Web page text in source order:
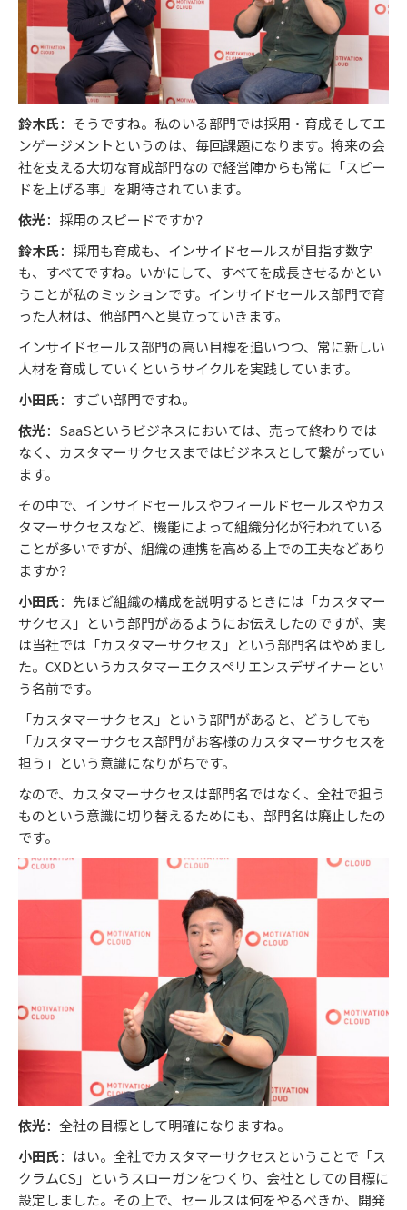
鈴木氏：そうですね。私のいる部門では採用・育成そしてエ
ンゲージメントというのは、毎回課題になります。将来の会
社を支える大切な育成部門なので経営陣からも常に「スピー
ドを上げる事」を期待されています。
依光：採用のスピードですか？
鈴木氏：採用も育成も、インサイドセールスが目指す数字
も、すべてですね。いかにして、すべてを成長させるかとい
うことが私のミッションです。インサイドセールス部門で育
った人材は、他部門へと巣立っていきます。
インサイドセールス部門の高い目標を追いつつ、常に新しい
人材を育成していくというサイクルを実践しています。
小田氏：すごい部門ですね。
依光：SaaSというビジネスにおいては、売って終わりでは
なく、カスタマーサクセスまではビジネスとして繋がってい
ます。
その中で、インサイドセールスやフィールドセールスやカス
タマーサクセスなど、機能によって組織分化が行われている
ことが多いですが、組織の連携を高める上での工夫などあり
ますか？
小田氏：先ほど組織の構成を説明するときには「カスタマー
サクセス」という部門があるようにお伝えしたのですが、実
は当社では「カスタマーサクセス」という部門名はやめまし
た。CXDというカスタマーエクスペリエンスデザイナーとい
う名前です。
「カスタマーサクセス」という部門があると、どうしても
「カスタマーサクセス部門がお客様のカスタマーサクセスを
担う」という意識になりがちです。
なので、カスタマーサクセスは部門名ではなく、全社で担う
ものという意識に切り替えるためにも、部門名は廃止したの
です。
依光：全社の目標として明確になりますね。
小田氏：はい。全社でカスタマーサクセスということで「ス
クラムCS」というスローガンをつくり、会社としての目標に
設定しました。その上で、セールスは何をやるべきか、開発